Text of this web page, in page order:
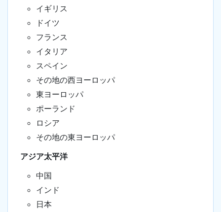
イギリス
ドイツ
フランス
イタリア
スペイン
その地の西ヨーロッパ
東ヨーロッパ
ポーランド
ロシア
その地の東ヨーロッパ
アジア太平洋
中国
インド
日本